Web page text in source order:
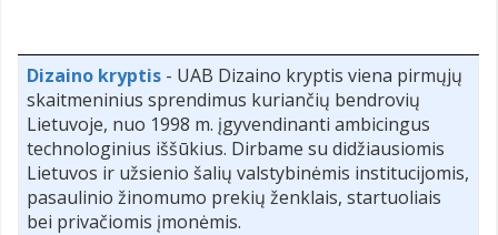
Dizaino kryptis - UAB Dizaino kryptis viena pirmųjų
skaitmeninius sprendimus kuriančių bendrovių
Lietuvoje, nuo 1998 m. įgyvendinanti ambicingus
technologinius iššūkius. Dirbame su didžiausiomis
Lietuvos ir užsienio šalių valstybinėmis institucijomis,
pasaulinio žinomumo prekių ženklais, startuoliais
bei privačiomis įmonėmis.